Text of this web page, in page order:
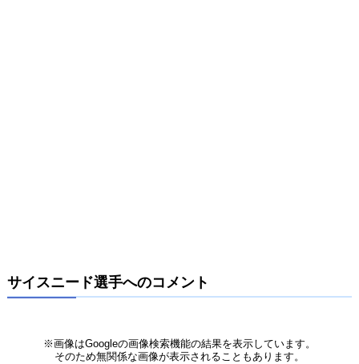
サイスニード選手へのコメント
※画像はGoogleの画像検索機能の結果を表示しています。
そのため無関係な画像が表示されることもあります。